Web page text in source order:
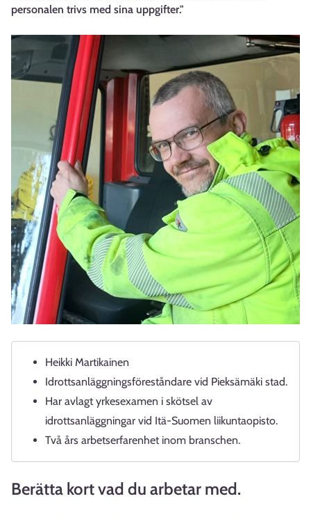
personalen trivs med sina uppgifter."
Heikki Martikainen
Idrottsanläggningsföreståndare vid Pieksämäki stad.
Har avlagt yrkesexamen i skötsel av
idrottsanläggningar vid Itä-Suomen liikuntaopisto.
Två års arbetserfarenhet inom branschen.
Berätta kort vad du arbetar med.